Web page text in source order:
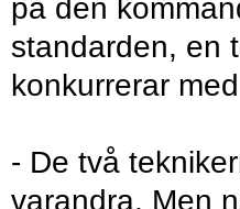
på den
standarden, en
konkurrerar
- De två
varandra. Men